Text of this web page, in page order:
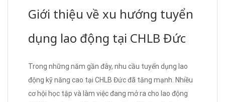
Giới thiệu về xu hướng tuyển
dụng lao động tại CHLB Đức
Trong những năm gần đây, nhu cầu tuyển dụng lao
động kỹ năng cao tại CHLB Đức đã tăng mạnh. Nhiều
cơ hội học tập và làm việc đang mở ra cho lao động